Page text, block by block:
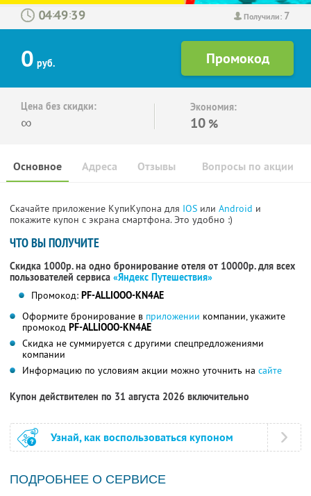
Получили: 7
: :
0 руб.
Цена без скидки:
∞
Экономия:
10 %
Основное Отзывы Вопросы по акции
Адреса
Скачайте приложение КупиКупона для IOS или Android и
покажите купон с экрана смартфона. Это удобно :)
ЧТО ВЫ ПОЛУЧИТЕ
Скидка 1000р. на одно бронирование отеля от 10000р. для всех
пользователей сервиса «Яндекс Путешествия»
Промокод: PF-ALLIOOO-KN4AE
Оформите бронирование в приложении компании, укажите
промокод PF-ALLIOOO-KN4AE
Скидка не суммируется с другими спецпредложениями
компании
Информацию по условиям акции можно уточнить на сайте
Купон действителен по 31 августа 2026 включительно
Узнай, как воспользоваться купоном
ПОДРОБНЕЕ О СЕРВИСЕ